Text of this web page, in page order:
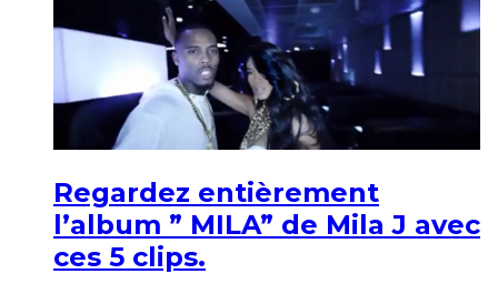
Regardez entièrement
l’album ” MILA” de Mila J avec
ces 5 clips.